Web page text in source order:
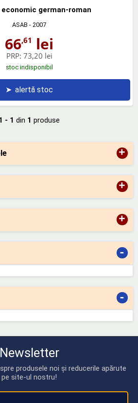
+
+
+
-
-
german-roman
ASAB - 2007
66,61 lei
PRP: 73,20 lei
stoc indisponibil
➤ alertă stoc
- 1 din 1 produse
Newsletter
produsele noi și reducerile apărute
pe site-ul nostru!